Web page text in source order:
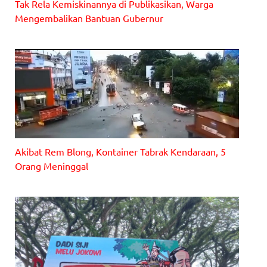
Fajar Nugroho, saat mengembalikan hadiah dari Gubernur
Tak Rela Kemiskinannya di Publikasikan, Warga
Mengembalikan Bantuan Gubernur
Akibat Rem Blong, Kontainer Tabrak Kendaraan, 5
Orang Meninggal